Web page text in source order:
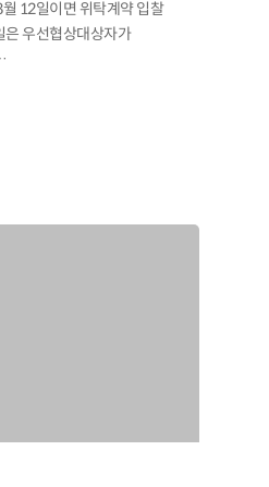
12일이면 위탁계약 입찰
은 우선협상대상자가